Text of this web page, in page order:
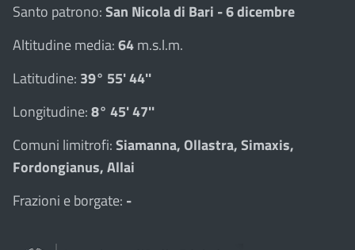
Santo patrono:San Nicola di Bari - 6 dicembre
Altitudine media:64m.s.l.m.
Latitudine: 39° 55' 44''
Longitudine:8° 45' 47''
Comuni limitrofi:Siamanna, Ollastra, Simaxis,
Fordongianus, Allai
Frazioni e borgate: -